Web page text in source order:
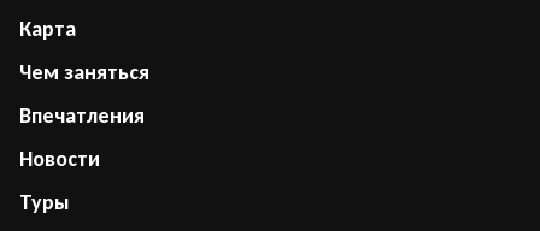
Карта
Чем заняться
Впечатления
Новости
Туры